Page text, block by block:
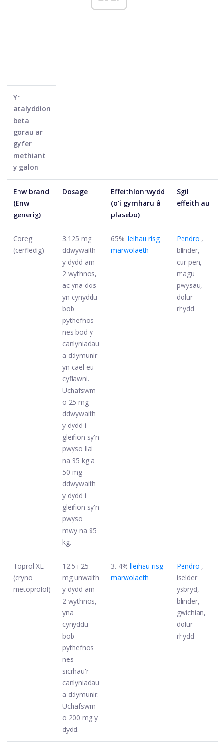
Yr
atalyddion
beta
gorau ar
gyfer
methiant
y galon
Enw brand
(Enw
generig)
Dosage
Effeithlonrwydd
(o'i gymharu â
plasebo)
Sgil
effeithiau
Coreg
(cerfiedig)
3.125 mg
ddwywaith
y dydd am
2 wythnos,
ac yna dos
yn cynyddu
bob
pythefnos
nes bod y
canlyniadau
a ddymunir
yn cael eu
cyflawni.
Uchafswm
o 25 mg
ddwywaith
y dydd i
gleifion sy'n
pwyso llai
na 85 kg a
50 mg
ddwywaith
y dydd i
gleifion sy'n
pwyso
mwy na 85
kg.
65% lleihau risg
marwolaeth
Pendro ,
blinder,
cur pen,
magu
pwysau,
dolur
rhydd
Toprol XL
(cryno
metoprolol)
12.5 i 25
mg unwaith
y dydd am
2 wythnos,
yna
cynyddu
bob
pythefnos
nes
sicrhau'r
canlyniadau
a ddymunir.
Uchafswm
o 200 mg y
dydd.
3. 4% lleihau risg
marwolaeth
Pendro ,
iselder
ysbryd,
blinder,
gwichian,
dolur
rhydd